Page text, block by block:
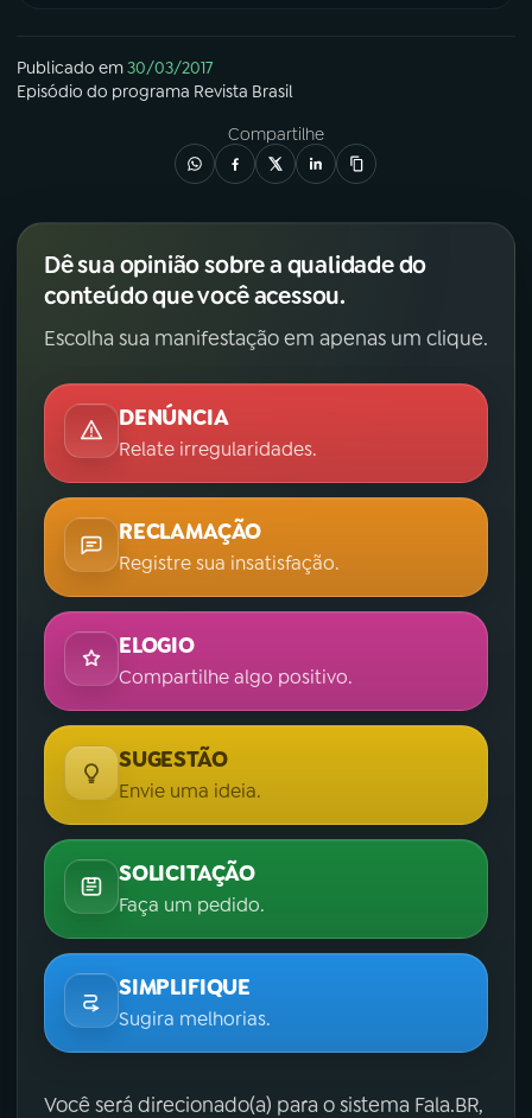
Publicado em30/03/2017
Episódio do programa Revista Brasil
Compartilhe
Dê sua opinião sobre a qualidade do
conteúdo que você acessou.
Escolha sua manifestação em apenas um clique.
DENÚNCIA
Relate irregularidades.
RECLAMAÇÃO
Registre sua insatisfação.
ELOGIO
Compartilhe algo positivo.
SUGESTÃO
Envie uma ideia.
SOLICITAÇÃO
Faça um pedido.
SIMPLIFIQUE
Sugira melhorias.
Você será direcionado(a) para o sistema Fala.BR,